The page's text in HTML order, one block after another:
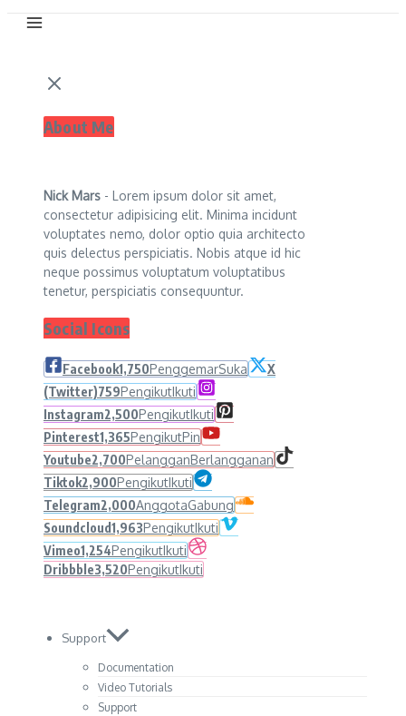
About Me
Nick Mars - Lorem ipsum dolor sit amet,
consectetur adipisicing elit. Minima incidunt
voluptates nemo, dolor optio quia architecto
quis delectus perspiciatis. Nobis atque id hic
neque possimus voluptatum voluptatibus
tenetur, perspiciatis consequuntur.
Social Icons
Facebook1,750PenggemarSuka
X
(Twitter)759PengikutIkuti
Instagram2,500PengikutIkuti
Pinterest1,365PengikutPin
Youtube2,700PelangganBerlangganan
Tiktok2,900PengikutIkuti
Telegram2,000AnggotaGabung
Soundcloud1,963PengikutIkuti
Vimeo1,254PengikutIkuti
Dribbble3,520PengikutIkuti
Support
Documentation
Video Tutorials
Support